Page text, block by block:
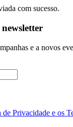
com sucesso.
e a novos
de Privacidade e os